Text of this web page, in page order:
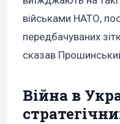
військами НАТО,
передбачуваних
сказав
Війна в